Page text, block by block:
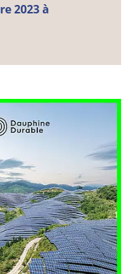
2023 à